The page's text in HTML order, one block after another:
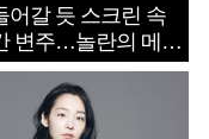
어갈 듯 스크린 속
변주…놀란의 메시
쟁 속죄’